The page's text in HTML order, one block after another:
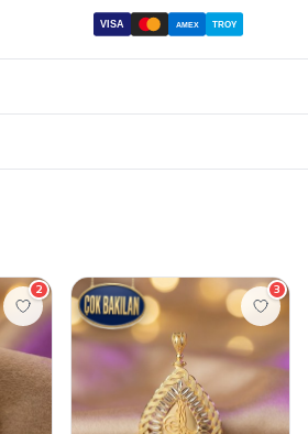
VISA AMEX TROY
2 3